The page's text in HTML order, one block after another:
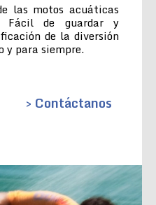
las motos acuáticas
Fácil de guardar y
de la diversión
y para siempre.
> Contáctanos